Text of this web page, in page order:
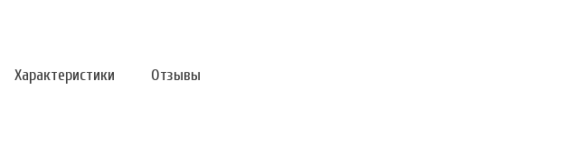
Характеристики Отзывы